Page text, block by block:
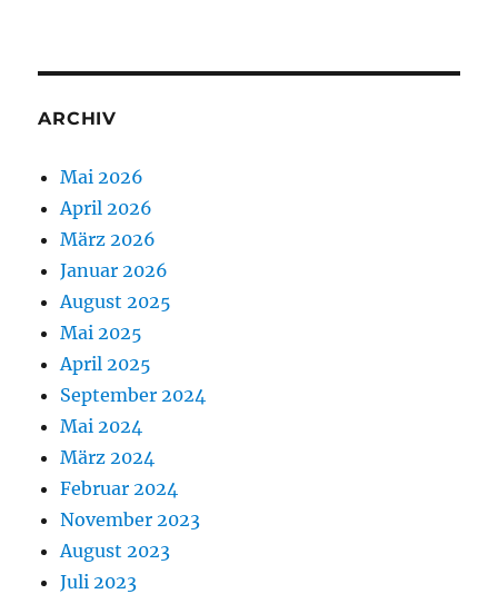
ARCHIV
Mai 2026
April 2026
März 2026
Januar 2026
August 2025
Mai 2025
April 2025
September 2024
Mai 2024
März 2024
Februar 2024
November 2023
August 2023
Juli 2023